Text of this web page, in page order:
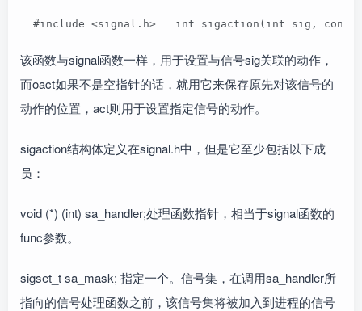
#include <signal.h>   int sigaction(int sig,
该函数与signal函数一样，用于设置与信号sig关联的动作，
而oact如果不是空指针的话，就用它来保存原先对该信号的
动作的位置，act则用于设置指定信号的动作。
sigaction结构体定义在signal.h中，但是它至少包括以下成
员：
void (*) (int) sa_handler;处理函数指针，相当于signal函数的
func参数。
sigset_t sa_mask; 指定一个。信号集，在调用sa_handler所
指向的信号处理函数之前，该信号集将被加入到进程的信号